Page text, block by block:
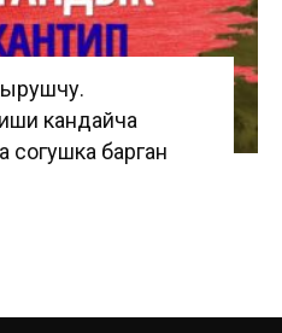
кандайча
согушка барган